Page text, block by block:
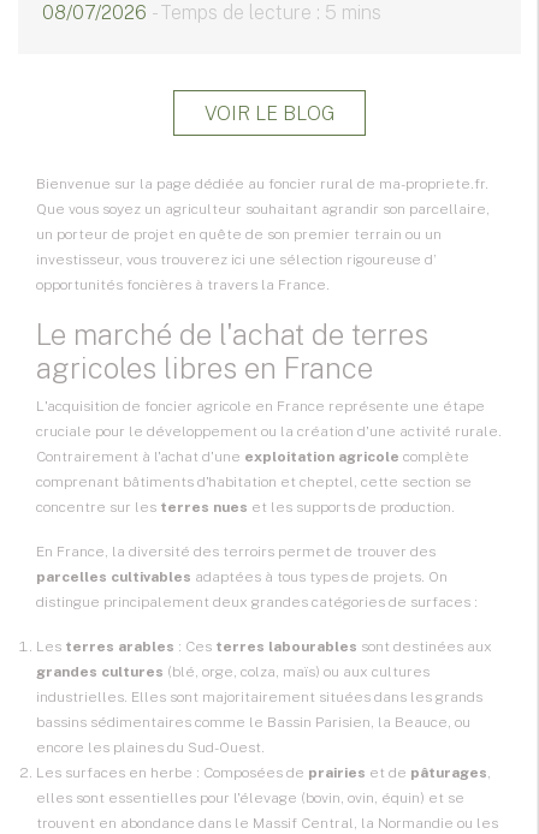
08/07/2026 - Temps de lecture : 5 mins
VOIR LE BLOG
Bienvenue sur la page dédiée au foncier rural de ma-propriete.fr.
Que vous soyez un agriculteur souhaitant agrandir son parcellaire,
un porteur de projet en quête de son premier terrain ou un
investisseur, vous trouverez ici une sélection rigoureuse d’
opportunités foncières à travers la France.
Le marché de l'achat de terres
agricoles libres en France
L'acquisition de foncier agricole en France représente une étape
cruciale pour le développement ou la création d'une activité rurale.
Contrairement à l'achat d'une exploitation agricole complète
comprenant bâtiments d'habitation et cheptel, cette section se
concentre sur les terres nues et les supports de production.
En France, la diversité des terroirs permet de trouver des
parcelles cultivables adaptées à tous types de projets. On
distingue principalement deux grandes catégories de surfaces :
Les terres arables : Ces terres labourables sont destinées aux
grandes cultures (blé, orge, colza, maïs) ou aux cultures
industrielles. Elles sont majoritairement situées dans les grands
bassins sédimentaires comme le Bassin Parisien, la Beauce, ou
encore les plaines du Sud-Ouest.
Les surfaces en herbe : Composées de prairies et de pâturages,
elles sont essentielles pour l'élevage (bovin, ovin, équin) et se
trouvent en abondance dans le Massif Central, la Normandie ou les